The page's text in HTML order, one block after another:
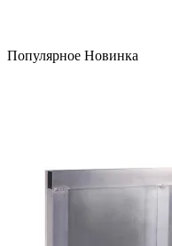
Популярное Новинка